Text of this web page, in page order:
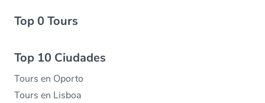
Top 0 Tours
Top 10 Ciudades
Tours en Oporto
Tours en Lisboa